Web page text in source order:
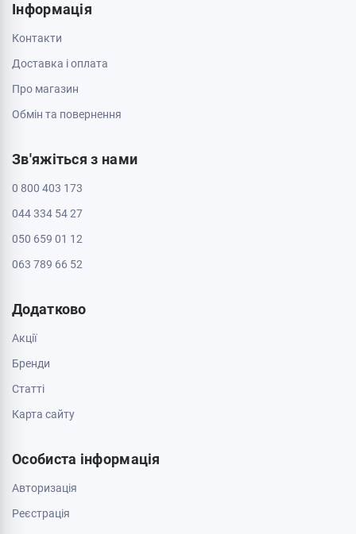
Інформація
Контакти
Доставка і оплата
Про магазин
Обмін та повернення
Зв'яжіться з нами
0 800 403 173
044 334 54 27
050 659 01 12
063 789 66 52
Додатково
Акції
Бренди
Cтатті
Карта сайту
Особиста інформація
Авторизація
Реєстрація